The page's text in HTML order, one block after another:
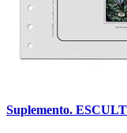
Suplemento.